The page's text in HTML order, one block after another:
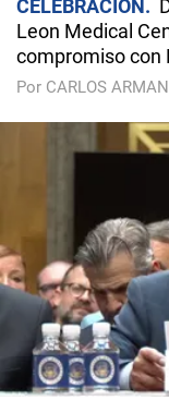
CELEBRACIÓN
Leon Medical
compromiso con
Por CARLOS